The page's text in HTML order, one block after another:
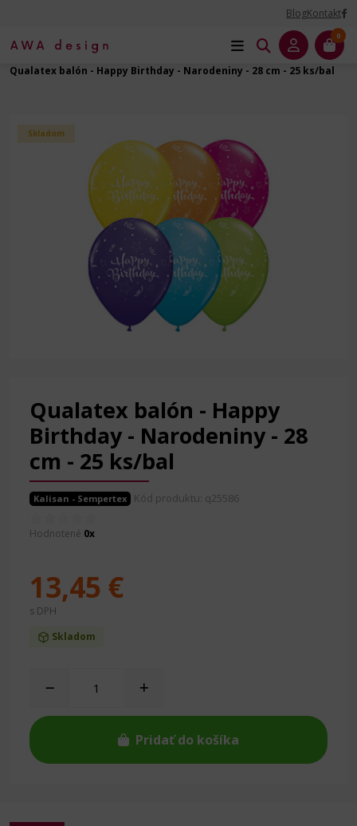
BlogKontakt
0
Balóny na Párty
Qualatex balón - Happy Birthday - Narodeniny - 28 cm - 25 ks/bal
Skladom
Qualatex balón - Happy
Birthday - Narodeniny - 28
cm - 25 ks/bal
Kalisan - Sempertex Kód produktu: q25586
Hodnotené 0x
Skladom
13,45 €
s DPH
Pridať do košíka